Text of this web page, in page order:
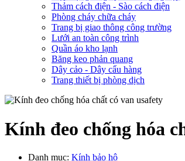
Thảm cách điện - Sào cách điện
Phòng cháy chữa cháy
Trang bị giao thông công trường
Lưới an toàn công trình
Quần áo kho lạnh
Băng keo phản quang
Dây cảo - Dây cẩu hàng
Trang thiết bị phòng dịch
Kính đeo chống hóa
Danh mục: Kính bảo hộ